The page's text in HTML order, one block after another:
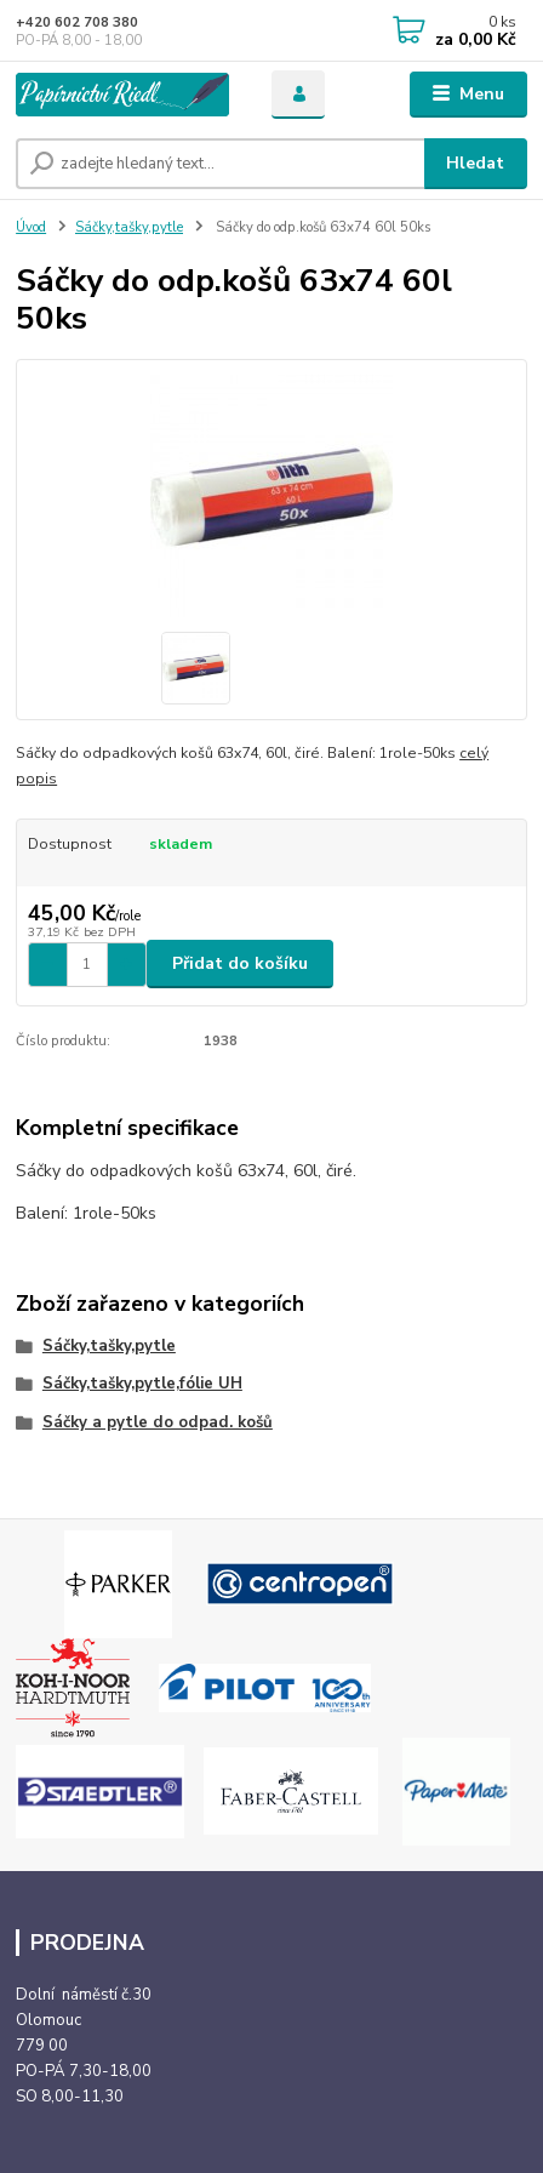
Menu
Hledat
+420 602 708 380
PO-PÁ 8,00 - 18,00
0 ks
za 0,00 Kč
Úvod Sáčky,tašky,pytle Sáčky do odp.košů 63x74 60l 50ks
Sáčky do odp.košů 63x74 60l
50ks
Sáčky do odpadkových košů 63x74, 60l, čiré. Balení: 1role-50ks celý
popis
Dostupnost skladem
45,00 Kč/role
37,19 Kč bez DPH
Přidat do košíku
Číslo produktu: 1938
Kompletní specifikace
Sáčky do odpadkových košů 63x74, 60l, čiré.
Balení: 1role-50ks
Zboží zařazeno v kategoriích
Sáčky,tašky,pytle
Sáčky,tašky,pytle,fólie UH
Sáčky a pytle do odpad. košů
PRODEJNA
Dolní náměstí č.30
Olomouc
779 00
PO-PÁ 7,30-18,00
SO 8,00-11,30